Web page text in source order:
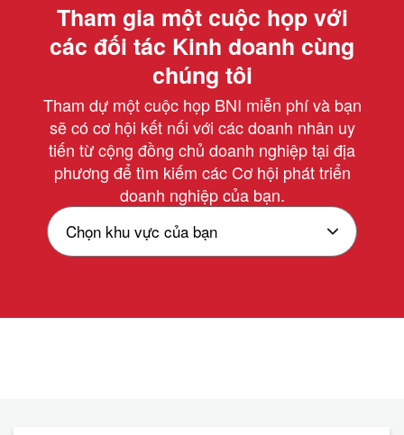
Tham gia một cuộc họp với
các đối tác Kinh doanh cùng
chúng tôi
Tham dự một cuộc họp BNI miễn phí và bạn
sẽ có cơ hội kết nối với các doanh nhân uy
tiến từ cộng đồng chủ doanh nghiệp tại địa
phương để tìm kiếm các Cơ hội phát triển
doanh nghiệp của bạn.